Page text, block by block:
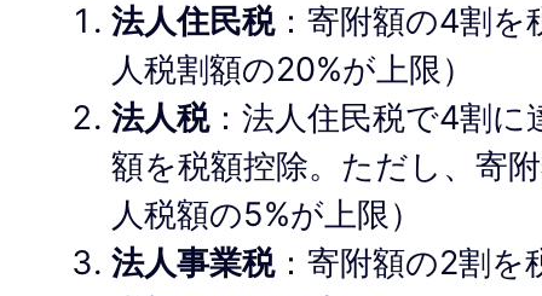
法人住民税：寄附額の4割を
人税割額の20%が上限）
法人税：法人住民税で4割に
額を税額控除。ただし、寄
人税額の5%が上限）
法人事業税：寄附額の2割を